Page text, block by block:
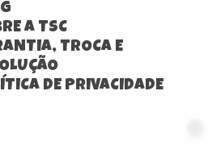
A TSC
TROCA E
DE PRIVACIDADE